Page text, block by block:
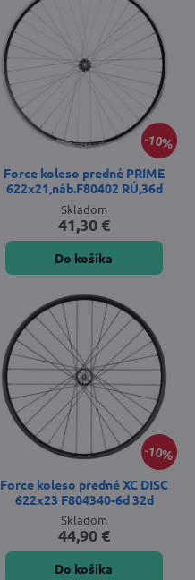
10%
Force koleso predné PRIME
622x21,náb.F80402 RÚ,36d
Skladom
41,30 €
Do košíka
10%
Force koleso predné XC DISC
622x23 F804340-6d 32d
Skladom
44,90 €
Do košíka